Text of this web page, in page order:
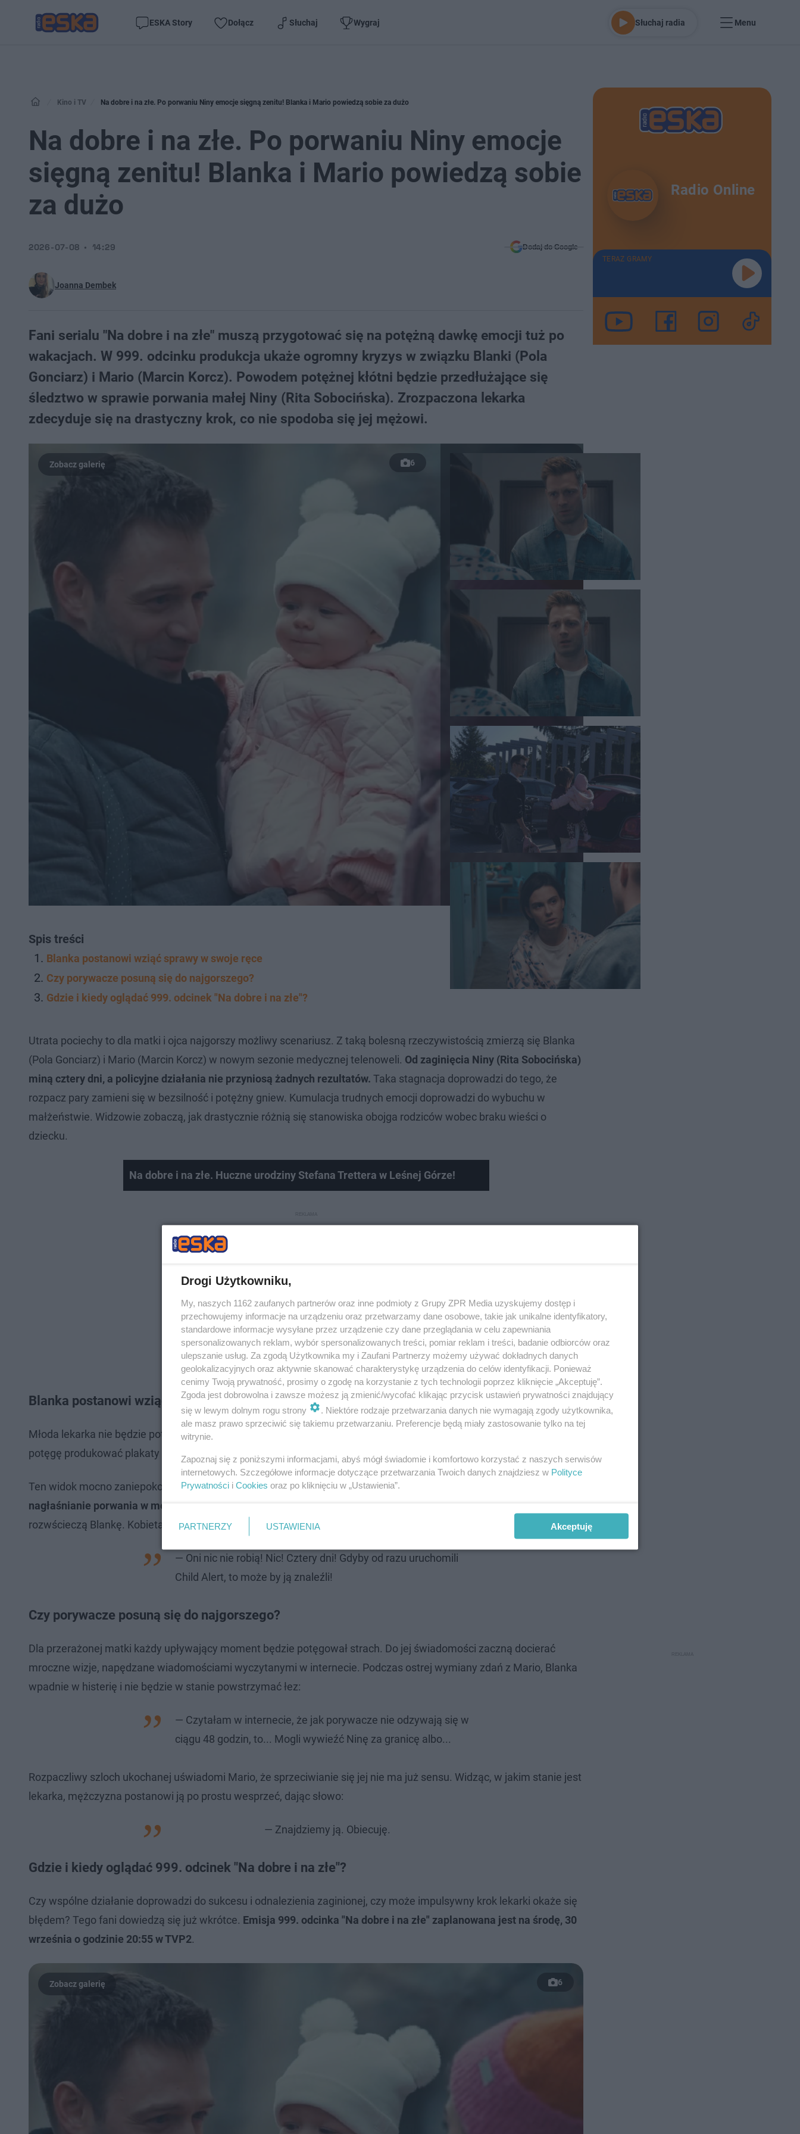
ESKA Story Dołącz Słuchaj Wygraj Słuchaj radia Menu
Kino i TV Na dobre i na złe. Po porwaniu Niny emocje sięgną zenitu! Blanka i Mario powiedzą sobie za dużo
Na dobre i na złe. Po porwaniu Niny emocje
sięgną zenitu! Blanka i Mario powiedzą sobie
za dużo
Joanna Dembek
2026-07-08 14:29 Dodaj do Google
Fani serialu "Na dobre i na złe" muszą przygotować się na potężną dawkę emocji tuż po
wakacjach. W 999. odcinku produkcja ukaże ogromny kryzys w związku Blanki (Pola
Gonciarz) i Mario (Marcin Korcz). Powodem potężnej kłótni będzie przedłużające się
śledztwo w sprawie porwania małej Niny (Rita Sobocińska). Zrozpaczona lekarka
zdecyduje się na drastyczny krok, co nie spodoba się jej mężowi.
6
Spis treści
Blanka postanowi wziąć sprawy w swoje ręce
Czy porywacze posuną się do najgorszego?
Gdzie i kiedy oglądać 999. odcinek "Na dobre i na złe"?
Utrata pociechy to dla matki i ojca najgorszy możliwy scenariusz. Z taką bolesną rzeczywistością zmierzą się Blanka
(Pola Gonciarz) i Mario (Marcin Korcz) w nowym sezonie medycznej telenoweli. Od zaginięcia Niny (Rita Sobocińska)
miną cztery dni, a policyjne działania nie przyniosą żadnych rezultatów. Taka stagnacja doprowadzi do tego, że
rozpacz pary zamieni się w bezsilność i potężny gniew. Kumulacja trudnych emocji doprowadzi do wybuchu w
małżeństwie. Widzowie zobaczą, jak drastycznie różnią się stanowiska obojga rodziców wobec braku wieści o
dziecku.
Na dobre i na złe. Huczne urodziny Stefana Trettera w Leśnej Górze!
Blanka postanowi wziąć sprawy w swoje ręce
Młoda lekarka nie będzie potrafiła bezczynnie siedzieć. Przekształci swoje lokum w centrum operacyjne i zacznie na
potęgę produkować plakaty z twarzą uprowadzonej Niny, chcąc okleić nimi całe miasto.
Ten widok mocno zaniepokoi Mario. Mężczyzna spróbuje powstrzymać żonę, argumentując, że
nagłaśnianie porwania w mediach może wystraszyć sprawców i doprowadzić do tragedii.
rozwścieczą Blankę. Kobieta wygarnie mężowi, co myśli o braku postępów w dochodzeniu:
— Oni nic nie robią! Nic! Cztery dni! Gdyby od razu uruchomili
Child Alert, to może by ją znaleźli!
Czy porywacze posuną się do najgorszego?
Dla przerażonej matki każdy upływający moment będzie potęgował strach. Do jej świadomości zaczną docierać
mroczne wizje, napędzane wiadomościami wyczytanymi w internecie. Podczas ostrej wymiany zdań z Mario, Blanka
wpadnie w histerię i nie będzie w stanie powstrzymać łez:
— Czytałam w internecie, że jak porywacze nie odzywają się w
ciągu 48 godzin, to... Mogli wywieźć Ninę za granicę albo...
Rozpaczliwy szloch ukochanej uświadomi Mario, że sprzeciwianie się jej nie ma już sensu. Widząc, w jakim stanie jest
lekarka, mężczyzna postanowi ją po prostu wesprzeć, dając słowo:
— Znajdziemy ją. Obiecuję.
Gdzie i kiedy oglądać 999. odcinek "Na dobre i na złe"?
Czy wspólne działanie doprowadzi do sukcesu i odnalezienia zaginionej, czy może impulsywny krok lekarki okaże się
błędem? Tego fani dowiedzą się już wkrótce. Emisja 999. odcinka "Na dobre i na złe" zaplanowana jest na środę, 30
września o godzinie 20:55 w TVP2.
6
Radio Online
TERAZ GRAMY
Drogi Użytkowniku,
My, naszych 1162 zaufanych partnerów oraz inne podmioty z Grupy ZPR Media uzyskujemy dostęp i
przechowujemy informacje na urządzeniu oraz przetwarzamy dane osobowe, takie jak unikalne identyfikatory,
standardowe informacje wysyłane przez urządzenie czy dane przeglądania w celu zapewniania
spersonalizowanych reklam, wybór spersonalizowanych treści, pomiar reklam i treści, badanie odbiorców oraz
ulepszanie usług. Za zgodą Użytkownika my i Zaufani Partnerzy możemy używać dokładnych danych
geolokalizacyjnych oraz aktywnie skanować charakterystykę urządzenia do celów identyfikacji. Ponieważ
cenimy Twoją prywatność, prosimy o zgodę na korzystanie z tych technologii poprzez kliknięcie „Akceptuję”.
Zgoda jest dobrowolna i zawsze możesz ją zmienić/wycofać klikając przycisk ustawień prywatności znajdujący
się w lewym dolnym rogu strony
. Niektóre rodzaje przetwarzania danych nie wymagają zgody użytkownika,
ale masz prawo sprzeciwić się takiemu przetwarzaniu. Preferencje będą miały zastosowanie tylko na tej
witrynie.
Zapoznaj się z poniższymi informacjami, abyś mógł świadomie i komfortowo korzystać z naszych serwisów
internetowych. Szczegółowe informacje dotyczące przetwarzania Twoich danych znajdziesz w Polityce
Prywatności i Cookies oraz po kliknięciu w „Ustawienia”.
PARTNERZY USTAWIENIA Akceptuję